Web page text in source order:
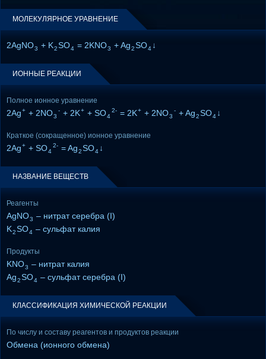
МОЛЕКУЛЯРНОЕ УРАВНЕНИЕ
2AgNO3 + K2SO4 = 2KNO3 + Ag2SO4 ↓
ИОННЫЕ РЕАКЦИИ
Полное ионное уравнение
2Ag+ + 2NO3
- + 2K+ + SO4
2- = 2K+ + 2NO3
- + Ag2SO4 ↓
Краткое (сокращенное) ионное уравнение
2Ag+ + SO4
2- = Ag2SO4 ↓
НАЗВАНИЕ ВЕЩЕСТВ
Реагенты
AgNO3 – нитрат серебра (I)
K2SO4 – сульфат калия
Продукты
KNO3 – нитрат калия
Ag2SO4 – сульфат серебра (I)
КЛАССИФИКАЦИЯ ХИМИЧЕСКОЙ РЕАКЦИИ
По числу и составу реагентов и продуктов реакции
Обмена (ионного обмена)